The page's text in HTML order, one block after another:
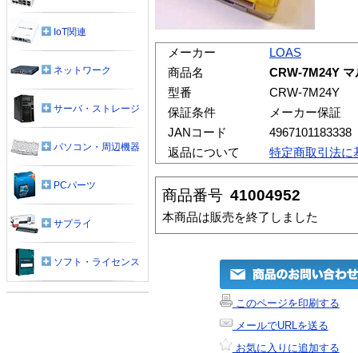
メーカー
LOAS
商品名
CRW-7M24Y
型番
CRW-7M24Y
保証条件
メーカー保証
JANコード
4967101183338
返品について
特定商取引法に
商品番号 41004952
本商品は販売を終了しました
このページを印刷する
メールでURLを送る
お気に入りに追加する
IoT関連
ネットワーク
サーバ・ストレージ
パソコン・周辺機器
PCパーツ
サプライ
ソフト・ライセンス